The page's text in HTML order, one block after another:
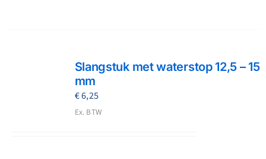
Slangstuk met waterstop 12,5 – 15
mm
€6,25
Ex. BTW